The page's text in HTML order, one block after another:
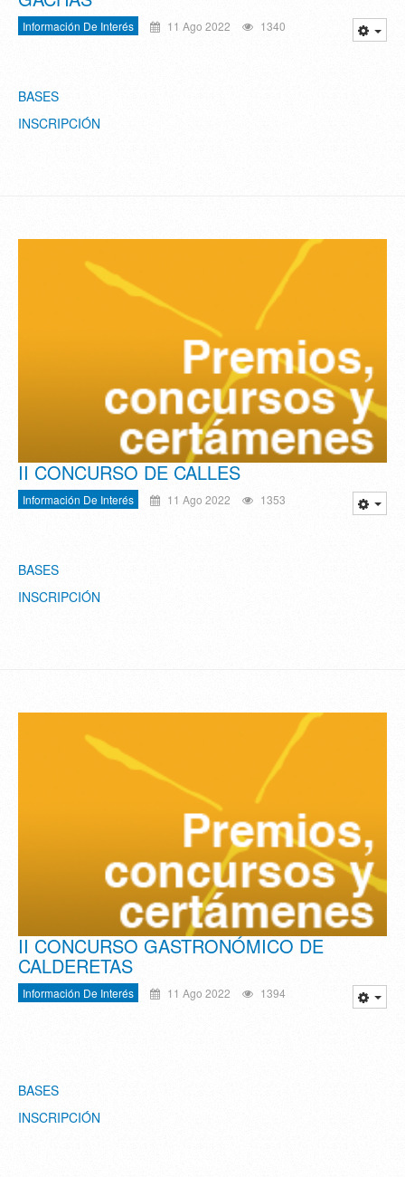
Información De Interés 11 Ago 2022 1340
BASES
INSCRIPCIÓN
II CONCURSO DE CALLES
Información De Interés 11 Ago 2022 1353
BASES
INSCRIPCIÓN
II CONCURSO GASTRONÓMICO DE
CALDERETAS
Información De Interés 11 Ago 2022 1394
BASES
INSCRIPCIÓN